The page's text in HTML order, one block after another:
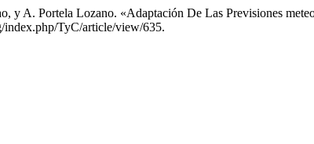
y A. Portela Lozano. «Adaptación De Las Previsiones
index.php/TyC/article/view/635.